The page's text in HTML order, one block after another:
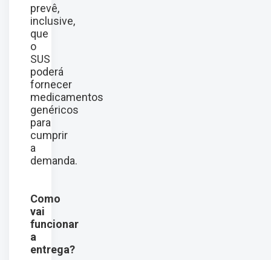
prevê,
inclusive,
que
o
SUS
poderá
fornecer
medicamentos
genéricos
para
cumprir
a
demanda.
Como
vai
funcionar
a
entrega?